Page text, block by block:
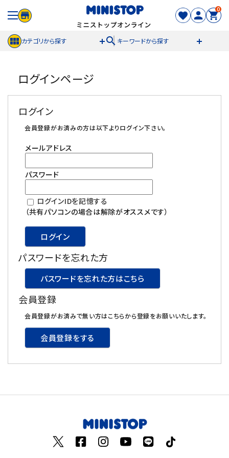
0
カテゴリから探す search キーワードから探す
meeting_room ログイン person 新規登録
セール商品
カテゴリから探す
冷凍食品
スイーツ
お菓子
酒類
日用品
ギフト
ログインページ
ログイン
会員登録がお済みの方は以下よりログイン下さい。
メールアドレス
パスワード
ログインIDを記憶する
（共有パソコンの場合は解除がオススメです）
ログイン
パスワードを忘れた方
パスワードを忘れた方はこちら
会員登録
会員登録がお済みで無い方はこちらから登録をお願いいたします。
会員登録をする